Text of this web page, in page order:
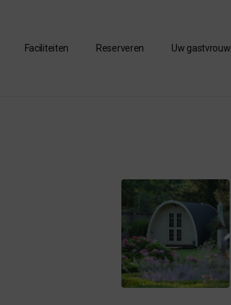
Faciliteiten Reserveren Uw gastvrouw